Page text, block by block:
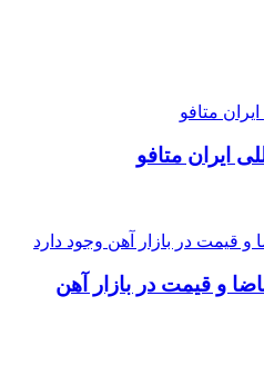
ایران متافو
و قیمت در بازار آهن